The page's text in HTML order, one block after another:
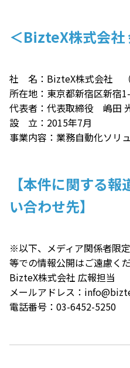
＜BizteX株式会社
社 名：BizteX株式会社
所在地：東京都新宿区新宿
代表者：代表取締役 嶋田
設 立：2015年7月
事業内容：業務自動化ソリ
【本件に関する
い合わせ先】
※以下、メディア関係者限
等での情報公開はご遠慮くだ
BizteX株式会社 広報担当
メールアドレス：
電話番号：03-6452-5250